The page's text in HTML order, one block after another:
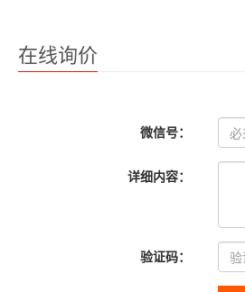
在线询价
微信号：
详细内容：
验证码：